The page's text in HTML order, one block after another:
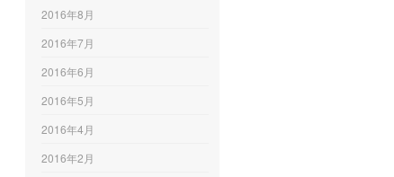
2016年8月
2016年7月
2016年6月
2016年5月
2016年4月
2016年2月